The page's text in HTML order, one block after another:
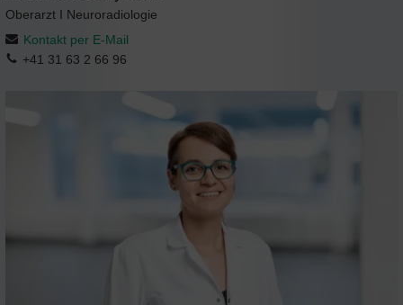
Oberarzt I Neuroradiologie
Kontakt per E-Mail
+41 31 63 2 66 96